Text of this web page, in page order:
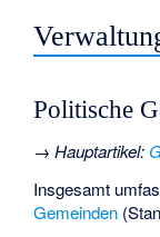
Politische
→Hauptartikel:
Insgesamt
Gemeinden